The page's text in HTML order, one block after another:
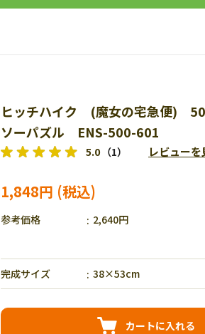
ヒッチハイク (魔女の宅急便)
ソーパズル ENS-500-601
5.0 （1） レビューを
1,848円
参考価格 2,640円
完成サイズ 38×53cm
カートに入れる